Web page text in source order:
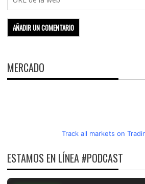
MERCADO
Track all markets on
ESTAMOS EN LÍNEA #PODCAST